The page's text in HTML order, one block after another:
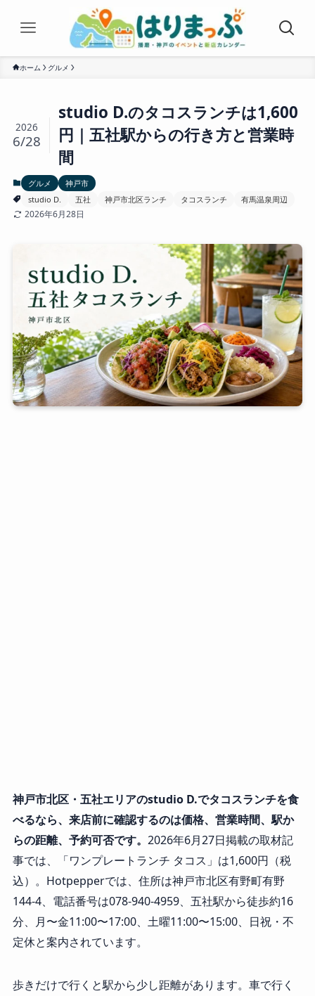
ホーム グルメ
studio D.のタコスランチは1,600
円｜五社駅からの行き方と営業時
間
2026
6/28
グルメ
神戸市
studio D.
五社 神戸市北区ランチ タコスランチ 有馬温泉周辺
2026年6月28日
神戸市北区・五社エリアのstudio D.でタコスランチを食
べるなら、来店前に確認するのは価格、営業時間、駅か
らの距離、予約可否です。 2026年6月27日掲載の取材記
事では、「ワンプレートランチ タコス」は1,600円（税
込）。Hotpepperでは、住所は神戸市北区有野町有野
144-4、電話番号は078-940-4959、五社駅から徒歩約16
分、月〜金11:00〜17:00、土曜11:00〜15:00、日祝・不
定休と案内されています。
歩きだけで行くと駅から少し距離があります。車で行く